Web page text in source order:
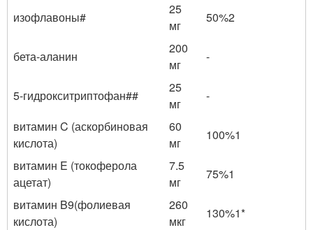
изофлавоны#
25
мг
50%2
бета-аланин
200
мг
-
5-гидрокситриптофан##
25
мг
-
витамин C (аскорбиновая
кислота)
60
мг
100%1
витамин E (токоферола
ацетат)
7.5
мг
75%1
витамин B9(фолиевая
кислота)
260
мкг
130%1*